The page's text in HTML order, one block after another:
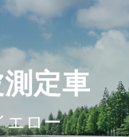
定車
エロー